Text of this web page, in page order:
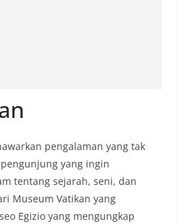
pengalaman yang tak
yang ingin
tentang sejarah, seni, dan
Museum Vatikan yang
Egizio yang mengungkap